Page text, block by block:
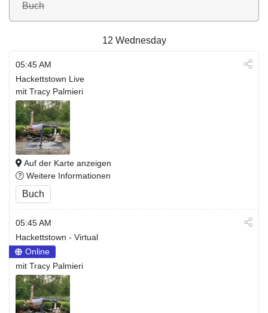
Buch
12 Wednesday
05:45 AM
Hackettstown Live
mit Tracy Palmieri
Auf der Karte anzeigen
Weitere Informationen
Buch
05:45 AM
Hackettstown - Virtual
Online
mit Tracy Palmieri